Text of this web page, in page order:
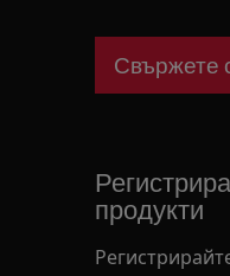
Свържете
продукти